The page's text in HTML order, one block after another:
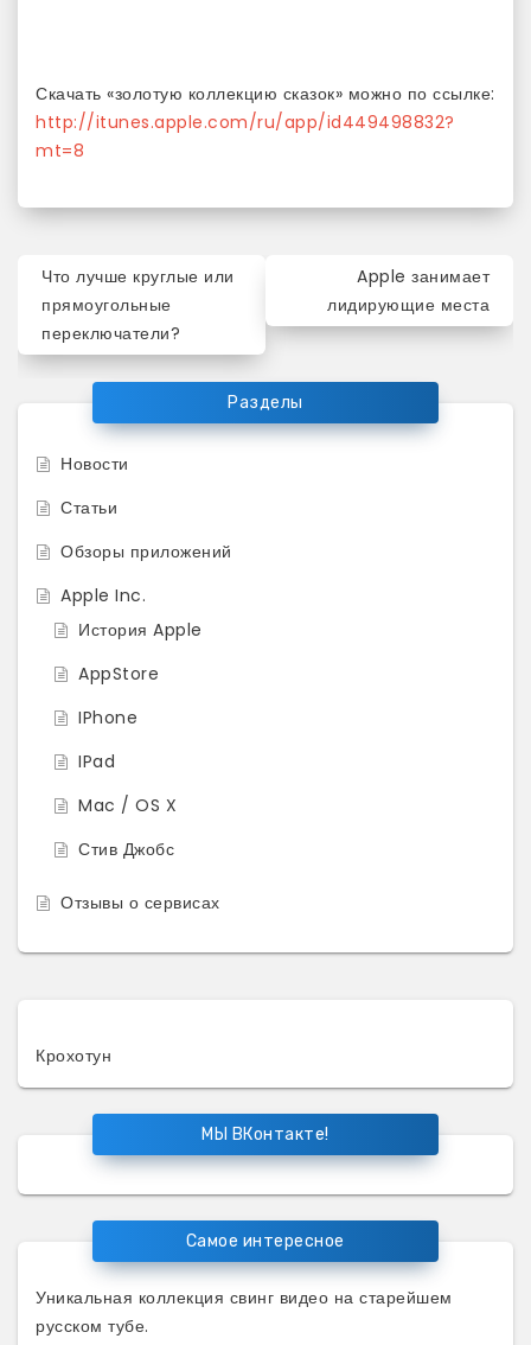
Скачать «золотую коллекцию сказок» можно по ссылке:
http://itunes.apple.com/ru/app/id449498832?
mt=8
Навигация
по
записям
Что лучше круглые или
прямоугольные
переключатели?
Apple занимает
лидирующие места
Разделы
Новости
Статьи
Обзоры приложений
Apple Inc.
История Apple
AppStore
IPhone
IPad
Mac / OS X
Стив Джобс
Отзывы о сервисах
Крохотун
МЫ ВКонтакте!
Самое интересное
Уникальная коллекция свинг видео на старейшем
русском тубе.